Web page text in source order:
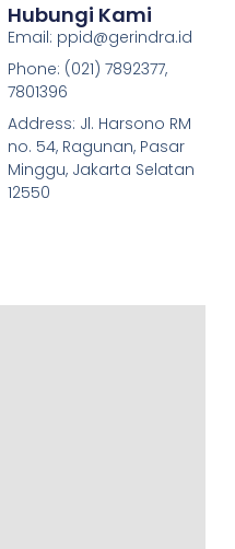
Hubungi Kami
Email: ppid@gerindra.id
Phone: (021) 7892377,
7801396
Address: Jl. Harsono RM
no. 54, Ragunan, Pasar
Minggu, Jakarta Selatan
12550